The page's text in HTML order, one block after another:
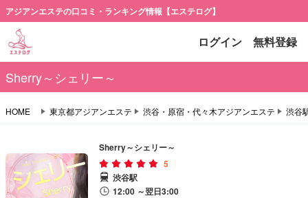
アジアンエステの口コミ・ランキング情報【エステログ】
ログイン 無料登録
Sherry～シェリー～
HOME 東京都アジアンエステ 渋谷・原宿・代々木アジアンエステ 渋谷
Sherry～シェリー～
5
渋谷駅
12:00 ～翌日3:00